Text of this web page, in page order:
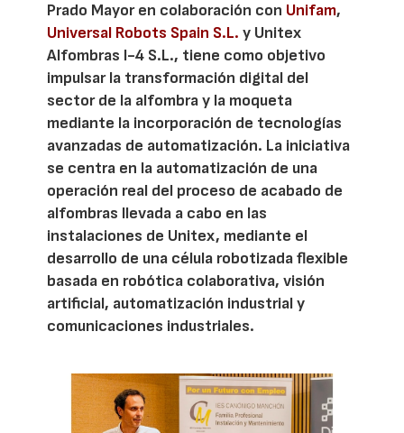
Prado Mayor en colaboración con Unifam,
Universal Robots Spain S.L. y Unitex
Alfombras I-4 S.L., tiene como objetivo
impulsar la transformación digital del
sector de la alfombra y la moqueta
mediante la incorporación de tecnologías
avanzadas de automatización. La iniciativa
se centra en la automatización de una
operación real del proceso de acabado de
alfombras llevada a cabo en las
instalaciones de Unitex, mediante el
desarrollo de una célula robotizada flexible
basada en robótica colaborativa, visión
artificial, automatización industrial y
comunicaciones industriales.